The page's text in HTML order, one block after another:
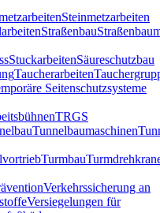
Steinmetzarbeiten
Straßenbau
StuckarbeitenSäureschutzbau
Taucherarbeiten
Seitenschutzsysteme
TRGS
Tunnelbaumaschinen
Turmbau
Verkehrssicherung an
Versiegelungen für